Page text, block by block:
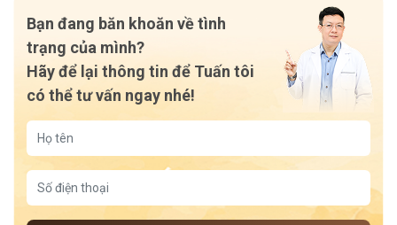
Bạn đang băn khoăn về tình
trạng của mình?
Hãy để lại thông tin để Tuấn tôi
có thể tư vấn ngay nhé!